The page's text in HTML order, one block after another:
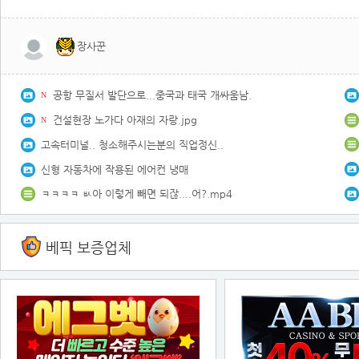
장사꾼
N 공항 무질서 발단으로...중국과 태국 개싸움남.
N 건설현장 노가다 아재의 자랑.jpg
고속터미널.. 청소해주시는분의 직업정신..
신형 자동차에 작용된 에어컨 냉매
ㅋㅋㅋㅋ ㅄ아 이렇게 빼면 되잖....어?.mp4
베픽 보증업체